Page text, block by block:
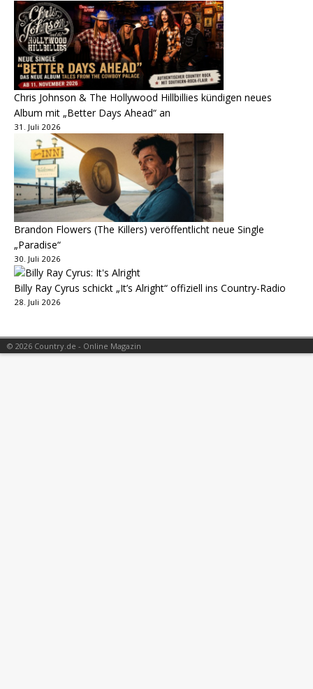
Chris Johnson & The Hollywood Hillbillies kündigen neues
Album mit „Better Days Ahead“ an
31. Juli 2026
Brandon Flowers (The Killers) veröffentlicht neue Single
„Paradise“
30. Juli 2026
Billy Ray Cyrus schickt „It’s Alright“ offiziell ins Country-Radio
28. Juli 2026
© 2026 Country.de - Online Magazin